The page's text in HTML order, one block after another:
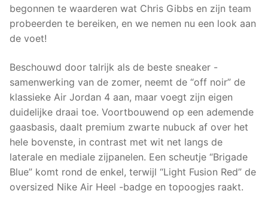
begonnen te waarderen wat Chris Gibbs en zijn team
probeerden te bereiken, en we nemen nu een look aan
de voet!
Beschouwd door talrijk als de beste sneaker -
samenwerking van de zomer, neemt de “off noir” de
klassieke Air Jordan 4 aan, maar voegt zijn eigen
duidelijke draai toe. Voortbouwend op een ademende
gaasbasis, daalt premium zwarte nubuck af over het
hele bovenste, in contrast met wit net langs de
laterale en mediale zijpanelen. Een scheutje “Brigade
Blue” komt rond de enkel, terwijl “Light Fusion Red” de
oversized Nike Air Heel -badge en topoogjes raakt.